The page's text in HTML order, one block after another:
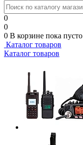
0
0
0 В корзине пока пусто
Каталог товаров
Каталог товаров